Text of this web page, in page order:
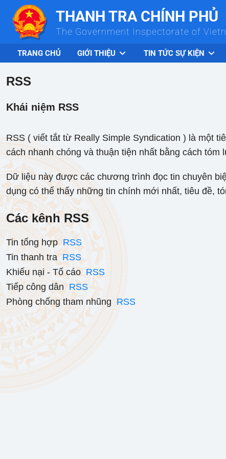
Skip to Main ContentTHANH TRA CHÍNH PHỦ
The Government Inspectorate of
TRANG CHỦ GIỚI THIỆU TIN TỨC SỰ KIỆN
RSS
Khái niệm RSS
RSS ( viết tắt từ Really Simple Syndication ) là một
cách nhanh chóng và thuận tiện nhất bằng cách
Dữ liệu này được các chương trình đọc tin chuyên
dụng có thể thấy những tin chính mới nhất, tiêu đề,
Các kênh RSS
Tin tổng hợp RSS
Tin thanh tra RSS
Khiếu nại - Tố cáo RSS
Tiếp công dân RSS
Phòng chống tham nhũng RSS